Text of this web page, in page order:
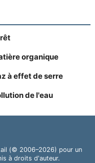
organique
à effet de serre
de l'eau
(© 2006–2026) pour un
à droits d'auteur.